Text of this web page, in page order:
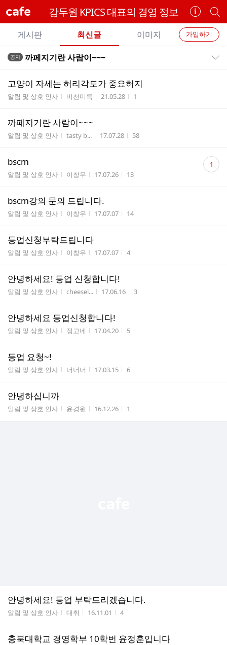
cafe 강두원 KPICS 대표의 경영 정보
카
페
정
보
개
별
카
페
검
카
페
메
뉴
가입하기
게시판 최신글 이미지
전
글
트
공지 까페지기란 사람이~~~
고양이 자세는 허리각도가 중요허지
게시판명
알림 및 상호 인사 작성자
비천미륵 작성시간
21.05.28 조회수
1
까페지기란 사람이~~~
게시판명
알림 및 상호 인사 작성자
tasty b... 작성시간
17.07.28 조회수
58
bscm
게시판명
알림 및 상호 인사 작성자
이창우 작성시간
17.07.26 조회수
13
댓
글 1
bscm강의 문의 드립니다.
게시판명
알림 및 상호 인사 작성자
이창우 작성시간
17.07.07 조회수
14
등업신청부탁드립니다
게시판명
알림 및 상호 인사 작성자
이창우 작성시간
17.07.07 조회수
4
안녕하세요! 등업 신청합니다!
게시판명
알림 및 상호 인사 작성자
cheesel... 작성시간
17.06.16 조회수
3
안녕하세요 등업신청합니다!
게시판명
알림 및 상호 인사 작성자
정고네 작성시간
17.04.20 조회수
5
등업 요청~!
게시판명
알림 및 상호 인사 작성자
너너너 작성시간
17.03.15 조회수
6
안녕하십니까
게시판명
알림 및 상호 인사 작성자
윤경원 작성시간
16.12.26 조회수
1
안녕하세요! 등업 부탁드리겠습니다.
게시판명
알림 및 상호 인사 작성자
대취 작성시간
16.11.01 조회수
4
충북대학교 경영학부 10학번 윤정훈입니다